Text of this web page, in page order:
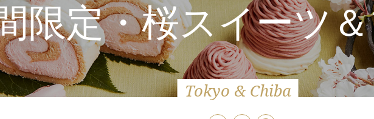
限定・桜スイーツ
Tokyo & Chiba